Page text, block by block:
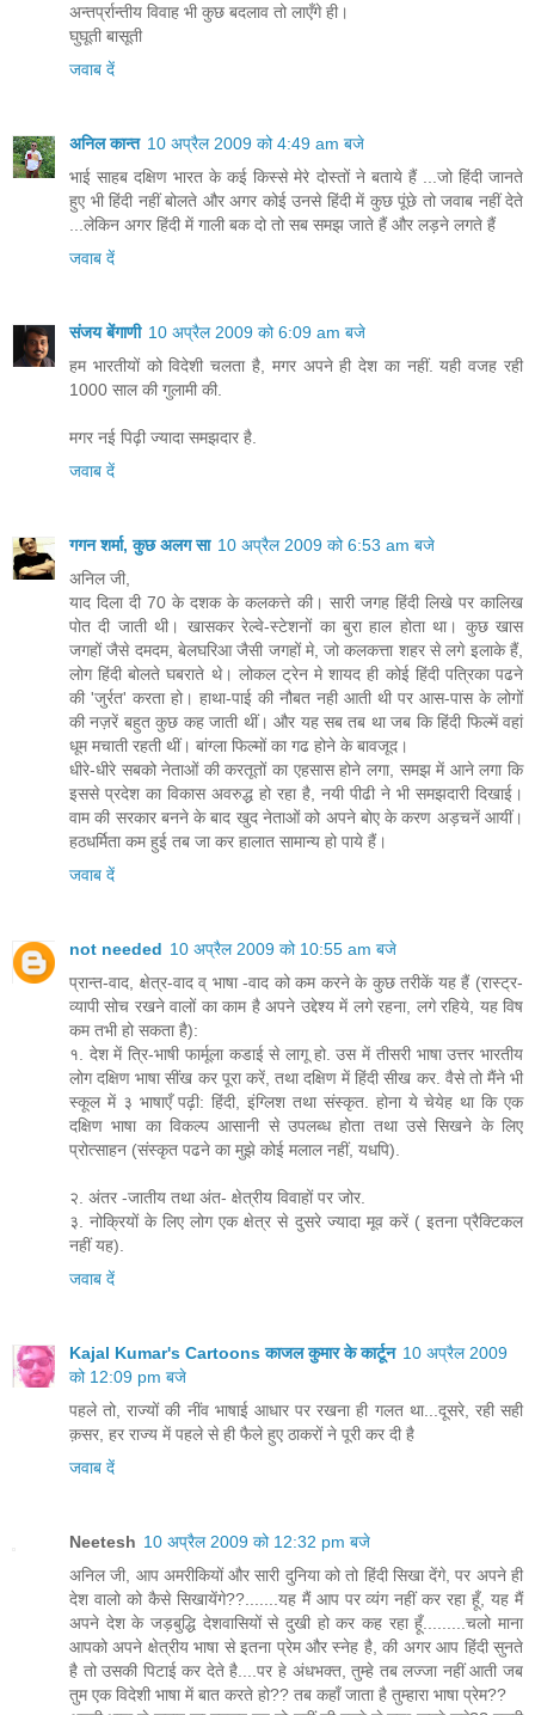
अन्तर्प्रान्तीय विवाह भी कुछ बदलाव तो लाएँगे ही।
घुघूती बासूती
जवाब दें
अनिल कान्त 10 अप्रैल 2009 को 4:49 am बजे
भाई साहब दक्षिण भारत के कई किस्से मेरे दोस्तों ने बताये हैं ...जो हिंदी जानते
हुए भी हिंदी नहीं बोलते और अगर कोई उनसे हिंदी में कुछ पूंछे तो जवाब नहीं देते
...लेकिन अगर हिंदी में गाली बक दो तो सब समझ जाते हैं और लड़ने लगते हैं
जवाब दें
संजय बेंगाणी 10 अप्रैल 2009 को 6:09 am बजे
हम भारतीयों को विदेशी चलता है, मगर अपने ही देश का नहीं. यही वजह रही
1000 साल की गुलामी की.
मगर नई पिढ़ी ज्यादा समझदार है.
जवाब दें
गगन शर्मा, कुछ अलग सा 10 अप्रैल 2009 को 6:53 am बजे
अनिल जी,
याद दिला दी 70 के दशक के कलकत्ते की। सारी जगह हिंदी लिखे पर कालिख
पोत दी जाती थी। खासकर रेल्वे-स्टेशनों का बुरा हाल होता था। कुछ खास
जगहों जैसे दमदम, बेलघरिआ जैसी जगहों मे, जो कलकत्ता शहर से लगे इलाके हैं,
लोग हिंदी बोलते घबराते थे। लोकल ट्रेन मे शायद ही कोई हिंदी पत्रिका पढने
की 'जुर्रत' करता हो। हाथा-पाई की नौबत नही आती थी पर आस-पास के लोगों
की नज़रें बहुत कुछ कह जाती थीं। और यह सब तब था जब कि हिंदी फिल्में वहां
धूम मचाती रहती थीं। बांग्ला फिल्मों का गढ होने के बावजूद।
धीरे-धीरे सबको नेताओं की करतूतों का एहसास होने लगा, समझ में आने लगा कि
इससे प्रदेश का विकास अवरुद्ध हो रहा है, नयी पीढी ने भी समझदारी दिखाई।
वाम की सरकार बनने के बाद खुद नेताओं को अपने बोए के करण अड़चनें आयीं।
हठधर्मिता कम हुई तब जा कर हालात सामान्य हो पाये हैं।
जवाब दें
not needed 10 अप्रैल 2009 को 10:55 am बजे
प्रान्त-वाद, क्षेत्र-वाद व् भाषा -वाद को कम करने के कुछ तरीकें यह हैं (रास्ट्र-
व्यापी सोच रखने वालों का काम है अपने उद्देश्य में लगे रहना, लगे रहिये, यह विष
कम तभी हो सकता है):
१. देश में त्रि-भाषी फार्मूला कडाई से लागू हो. उस में तीसरी भाषा उत्तर भारतीय
लोग दक्षिण भाषा सींख कर पूरा करें, तथा दक्षिण में हिंदी सीख कर. वैसे तो मैंने भी
स्कूल में ३ भाषाएँ पढ़ी: हिंदी, इंग्लिश तथा संस्कृत. होना ये चेयेह था कि एक
दक्षिण भाषा का विकल्प आसानी से उपलब्ध होता तथा उसे सिखने के लिए
प्रोत्साहन (संस्कृत पढने का मुझे कोई मलाल नहीं, यधपि).
२. अंतर -जातीय तथा अंत- क्षेत्रीय विवाहों पर जोर.
३. नोक्रियों के लिए लोग एक क्षेत्र से दुसरे ज्यादा मूव करें ( इतना प्रैक्टिकल
नहीं यह).
जवाब दें
Kajal Kumar's Cartoons काजल कुमार के कार्टून 10 अप्रैल 2009
को 12:09 pm बजे
पहले तो, राज्यों की नींव भाषाई आधार पर रखना ही गलत था...दूसरे, रही सही
क़सर, हर राज्य में पहले से ही फैले हुए ठाकरों ने पूरी कर दी है
जवाब दें
Neetesh 10 अप्रैल 2009 को 12:32 pm बजे
अनिल जी, आप अमरीकियों और सारी दुनिया को तो हिंदी सिखा देंगे, पर अपने ही
देश वालो को कैसे सिखायेंगे??.......यह मैं आप पर व्यंग नहीं कर रहा हूँ, यह मैं
अपने देश के जड़बुद्धि देशवासियों से दुखी हो कर कह रहा हूँ.........चलो माना
आपको अपने क्षेत्रीय भाषा से इतना प्रेम और स्नेह है, की अगर आप हिंदी सुनते
है तो उसकी पिटाई कर देते है....पर हे अंधभक्त, तुम्हे तब लज्जा नहीं आती जब
तुम एक विदेशी भाषा में बात करते हो?? तब कहाँ जाता है तुम्हारा भाषा प्रेम??